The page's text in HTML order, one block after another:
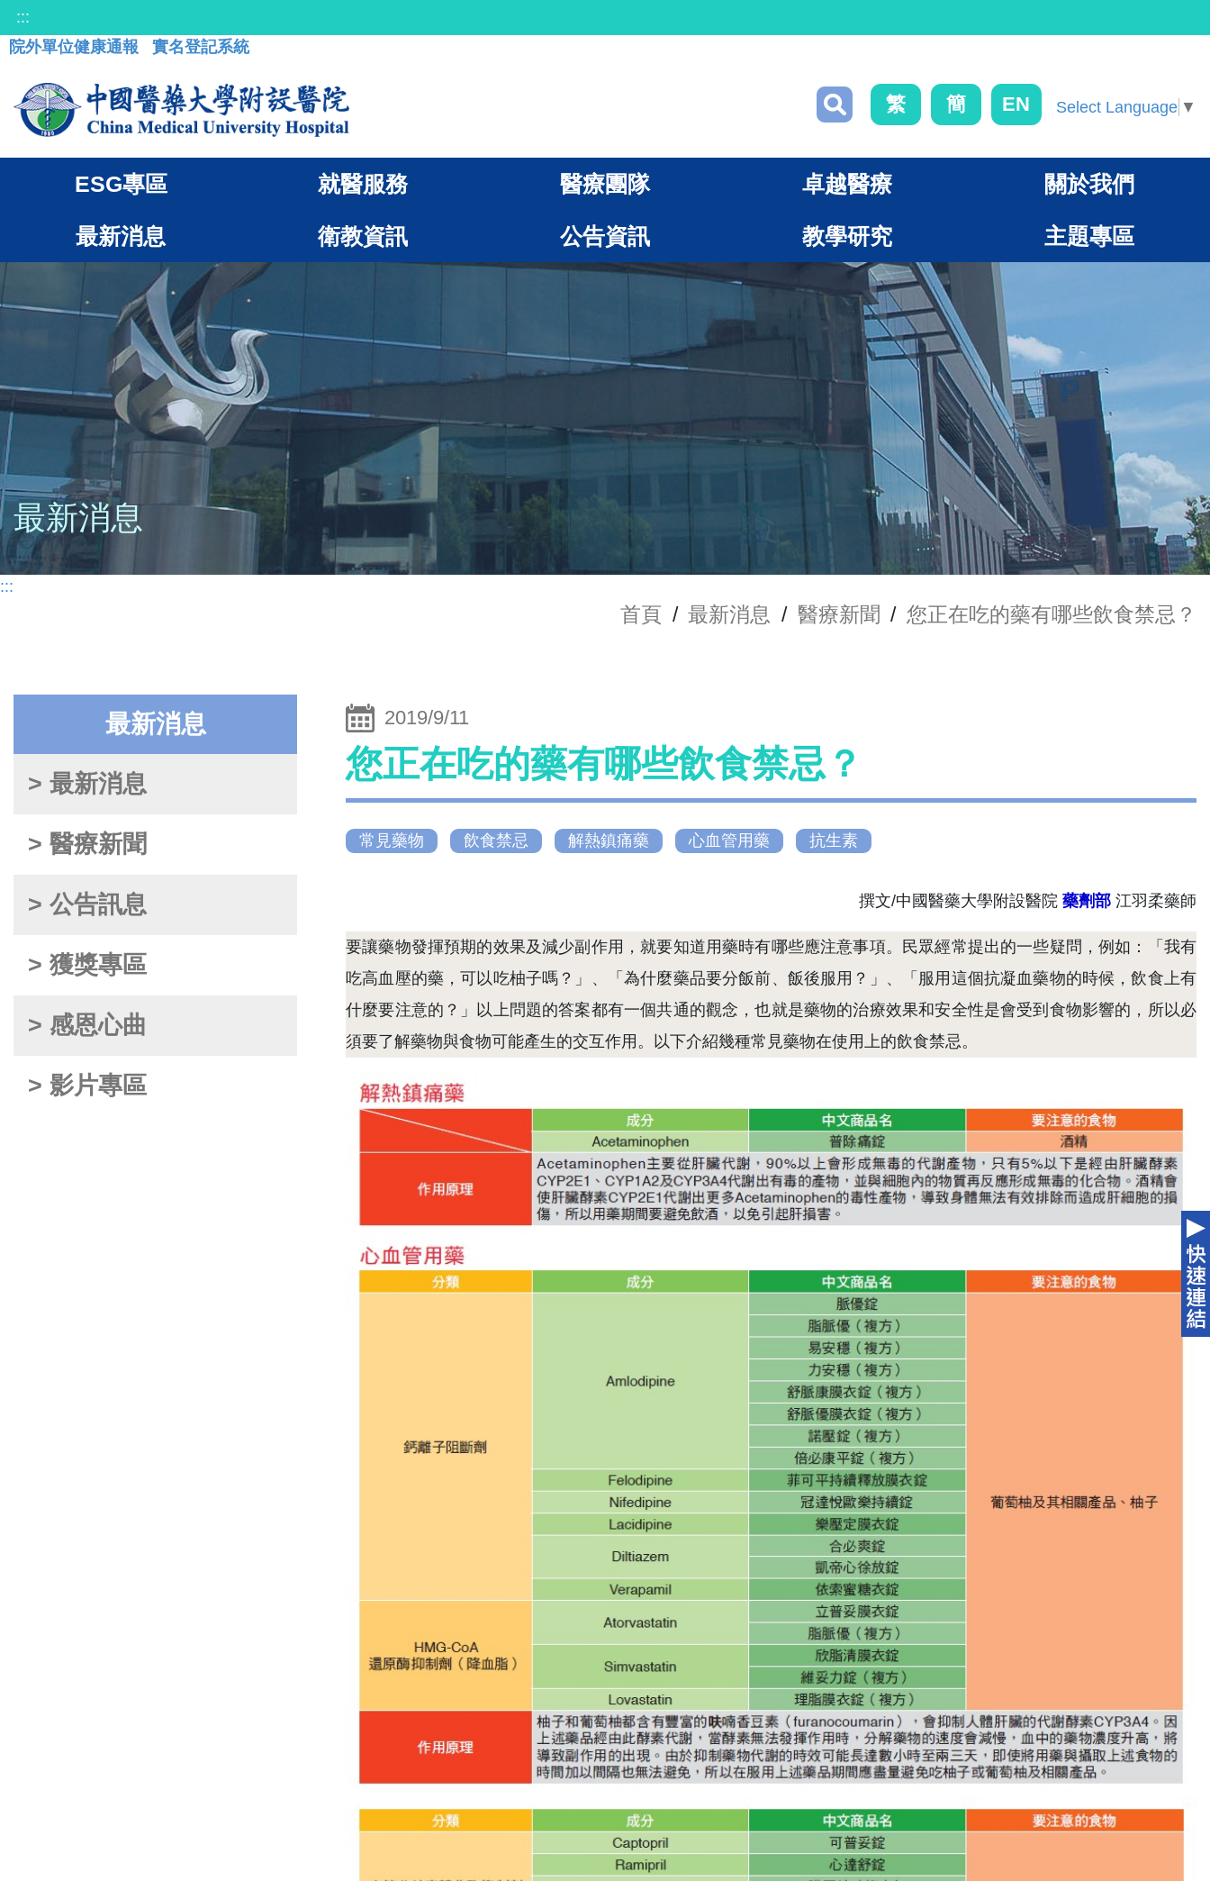
:::
院外單位健康通報
實名登記系統
繁 簡 EN Select Language ▼
ESG專區 就醫服務 醫療團隊 卓越醫療 關於我們
最新消息 衛教資訊 公告資訊 教學研究 主題專區
最新消息
:::
首頁 / 最新消息 / 醫療新聞 / 您正在吃的藥有哪些飲食禁忌？
最新消息
> 最新消息
> 醫療新聞
> 公告訊息
> 獲獎專區
> 感恩心曲
> 影片專區
2019/9/11
您正在吃的藥有哪些飲食禁忌？
常見藥物 飲食禁忌 解熱鎮痛藥 心血管用藥 抗生素
撰文/中國醫藥大學附設醫院 藥劑部 江羽柔藥師
要讓藥物發揮預期的效果及減少副作用，就要知道用藥時有哪些應注意事項。民眾經常提出的一些疑問，例如：「我有
吃高血壓的藥，可以吃柚子嗎？」、「為什麼藥品要分飯前、飯後服用？」、「服用這個抗凝血藥物的時候，飲食上有
什麼要注意的？」以上問題的答案都有一個共通的觀念，也就是藥物的治療效果和安全性是會受到食物影響的，所以必
須要了解藥物與食物可能產生的交互作用。以下介紹幾種常見藥物在使用上的飲食禁忌。